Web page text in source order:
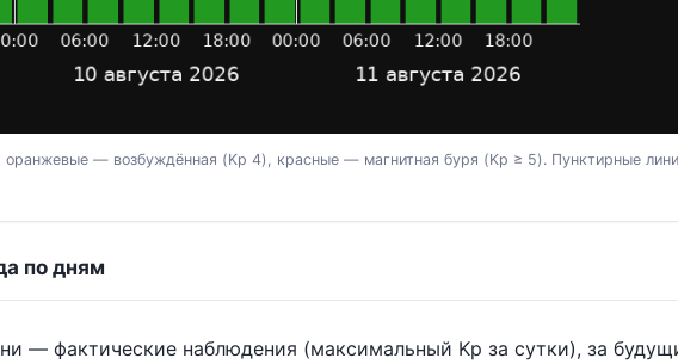
оранжевые — возбуждённая (Kp 4), красные — магнитная буря (Kp ≥ 5). Пунктирные
по дням
— фактические наблюдения (максимальный Kp за сутки), за